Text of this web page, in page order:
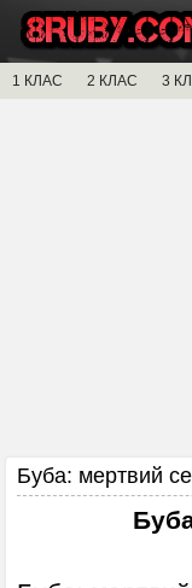
1 КЛАС 2 КЛАС 3
Буба: мертвий